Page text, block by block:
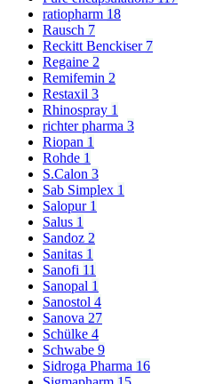
ratiopharm 18
Rausch 7
Reckitt Benckiser 7
Regaine 2
Remifemin 2
Restaxil 3
Rhinospray 1
richter pharma 3
Riopan 1
Rohde 1
S.Calon 3
Sab Simplex 1
Salopur 1
Salus 1
Sandoz 2
Sanitas 1
Sanofi 11
Sanopal 1
Sanostol 4
Sanova 27
Schülke 4
Schwabe 9
Sidroga Pharma 16